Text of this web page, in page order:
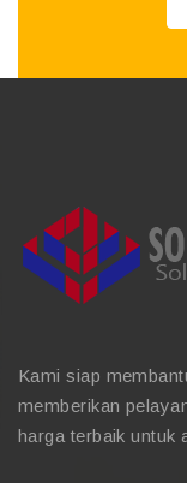
Kami siap
memberikan
harga terbaik untuk